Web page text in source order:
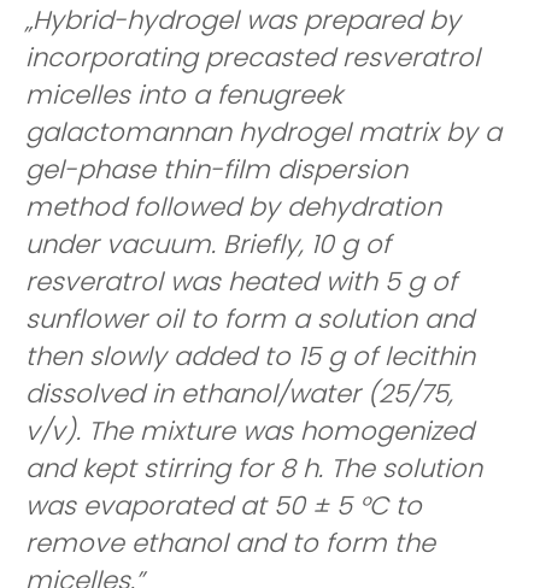
„Hybrid-hydrogel was prepared by
incorporating precasted resveratrol
micelles into a fenugreek
galactomannan hydrogel matrix by a
gel-phase thin-film dispersion
method followed by dehydration
under vacuum. Briefly, 10 g of
resveratrol was heated with 5 g of
sunflower oil to form a solution and
then slowly added to 15 g of lecithin
dissolved in ethanol/water (25/75,
v/v). The mixture was homogenized
and kept stirring for 8 h. The solution
was evaporated at 50 ± 5 °C to
remove ethanol and to form the
micelles.”